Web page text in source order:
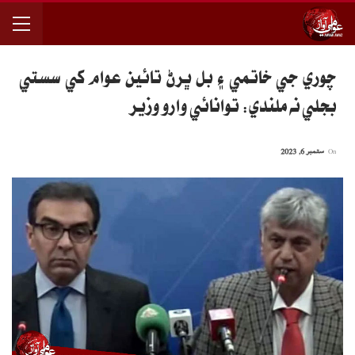
چوري جي خاتمي ۽ بل ڀرڻ تائين عوام کي سستي
بجلي نه ملندي: توانائي وارو وزير